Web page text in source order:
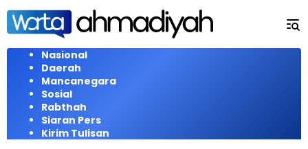
Langsung
konten
Nasional
Daerah
Mancanegara
Sosial
Rabthah
Siaran Pers
Kirim Tulisan